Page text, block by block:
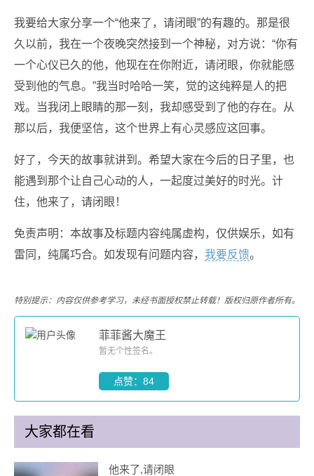
我要给大家分享一个“他来了，请闭眼”的有趣的。那是很
久以前，我在一个夜晚突然接到一个神秘，对方说：“你有
一个心仪已久的他，他现在在你附近，请闭眼，你就能感
受到他的气息。”我当时哈哈一笑，觉的这纯粹是人的把
戏。当我闭上眼睛的那一刻，我却感受到了他的存在。从
那以后，我便坚信，这个世界上有心灵感应这回事。
好了，今天的故事就讲到。希望大家在今后的日子里，也
能遇到那个让自己心动的人，一起度过美好的时光。计
住，他来了，请闭眼！
免责声明：本故事及标题内容纯属虚构，仅供娱乐，如有
雷同，纯属巧合。如发现有问题内容， 我要反馈。
特别提示：内容仅供参考学习，未经书面授权禁止转载！版权归原作者所有。
菲菲酱大魔王
暂无个性签名。
点赞：84
大家都在看
他来了,请闭眼